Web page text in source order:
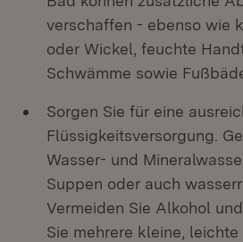
verschaffen - ebenso wie
oder Wickel, feuchte
Schwämme sowie
Sorgen Sie für eine
Flüssigkeitsversorgung.
Wasser- und
Suppen oder auch
Vermeiden Sie Alkohol
Sie mehrere kleine, leichte